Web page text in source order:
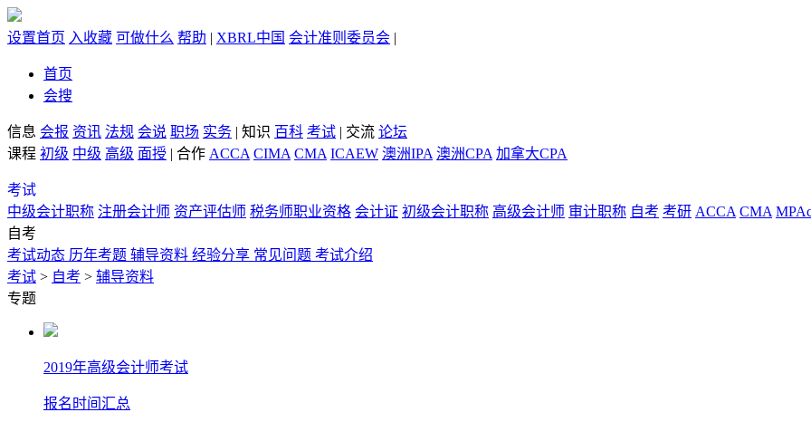
设置首页 入收藏 可做什么 帮助 | XBRL中国 会计准则委员会 |
首页
会搜
信息 会报 资讯 法规 会说 职场 实务 | 知识 百科 考试 | 交流 论坛
课程 初级 中级 高级 面授 | 合作 ACCA CIMA CMA ICAEW 澳洲IPA 澳洲CPA 加拿大CPA
考试
中级会计职称 注册会计师 资产评估师 税务师职业资格 会计证 初级会计职称 高级会计师 审计职称 自考 考研 ACCA CMA
自考
考试动态 历年考题 辅导资料 经验分享 常见问题 考试介绍
考试 > 自考 > 辅导资料
专题
2019年高级会计师考试
报名时间汇总